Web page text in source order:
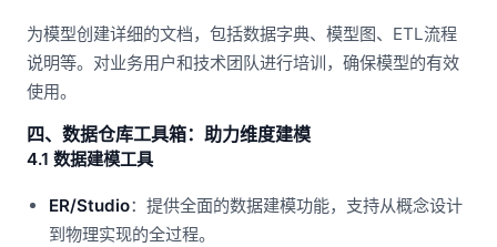
为模型创建详细的文档，包括数据字典、模型图、ETL流程
说明等。对业务用户和技术团队进行培训，确保模型的有效
使用。
四、数据仓库工具箱：助力维度建模
4.1 数据建模工具
ER/Studio：提供全面的数据建模功能，支持从概念设计
到物理实现的全过程。